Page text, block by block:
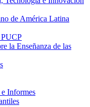
de América Latina
la Enseñanza de las
Informes